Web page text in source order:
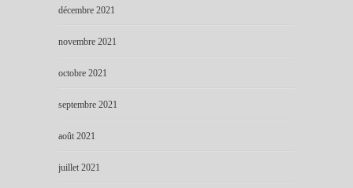
décembre 2021
novembre 2021
octobre 2021
septembre 2021
août 2021
juillet 2021